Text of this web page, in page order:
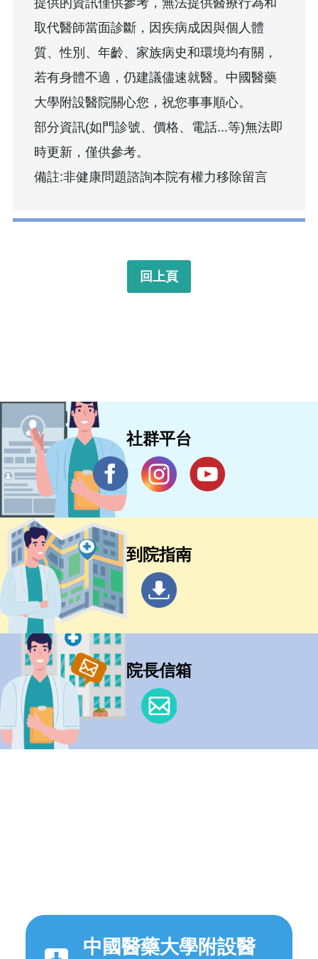
提供的資訊僅供參考，無法提供醫療行為和
取代醫師當面診斷，因疾病成因與個人體
質、性別、年齡、家族病史和環境均有關，
若有身體不適，仍建議儘速就醫。中國醫藥
大學附設醫院關心您，祝您事事順心。
部分資訊(如門診號、價格、電話...等)無法即
時更新，僅供參考。
備註:非健康問題諮詢本院有權力移除留言
回上頁
社群平台
到院指南
院長信箱
中國醫藥大學附設醫